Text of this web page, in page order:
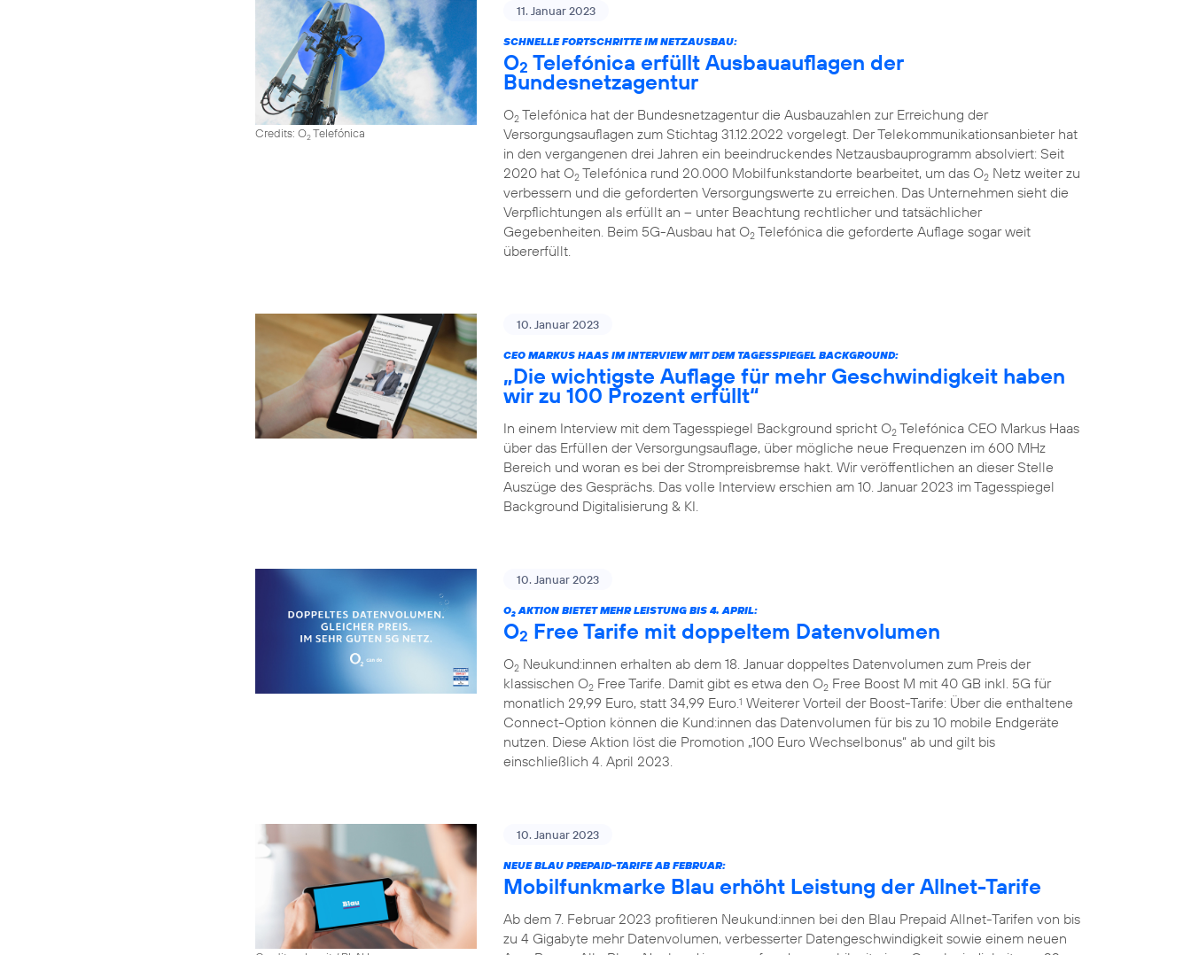
Credits: O2Telefónica
11. Januar 2023
SCHNELLE FORTSCHRITTE IM NETZAUSBAU:
O2 Telefónica erfüllt Ausbauauflagen der
Bundesnetzagentur
O2 Telefónica hat der Bundesnetzagentur die Ausbauzahlen zur Erreichung der
Versorgungsauflagen zum Stichtag 31.12.2022 vorgelegt. Der Telekommunikationsanbieter hat
in den vergangenen drei Jahren ein beeindruckendes Netzausbauprogramm absolviert: Seit
2020 hat O2 Telefónica rund 20.000 Mobilfunkstandorte bearbeitet, um das O2 Netz weiter zu
verbessern und die geforderten Versorgungswerte zu erreichen. Das Unternehmen sieht die
Verpflichtungen als erfüllt an – unter Beachtung rechtlicher und tatsächlicher
Gegebenheiten. Beim 5G-Ausbau hat O2 Telefónica die geforderte Auflage sogar weit
übererfüllt.
10. Januar 2023
CEO MARKUS HAAS IM INTERVIEW MIT DEM TAGESSPIEGEL BACKGROUND:
„Die wichtigste Auflage für mehr Geschwindigkeit haben
wir zu 100 Prozent erfüllt“
In einem Interview mit dem Tagesspiegel Background spricht O2 Telefónica CEO Markus Haas
über das Erfüllen der Versorgungsauflage, über mögliche neue Frequenzen im 600 MHz
Bereich und woran es bei der Strompreisbremse hakt. Wir veröffentlichen an dieser Stelle
Auszüge des Gesprächs. Das volle Interview erschien am 10. Januar 2023 im Tagesspiegel
Background Digitalisierung & KI.
10. Januar 2023
O2 AKTION BIETET MEHR LEISTUNG BIS 4. APRIL:
O2 Free Tarife mit doppeltem Datenvolumen
O2 Neukund:innen erhalten ab dem 18. Januar doppeltes Datenvolumen zum Preis der
klassischen O2 Free Tarife. Damit gibt es etwa den O2 Free Boost M mit 40 GB inkl. 5G für
monatlich 29,99 Euro, statt 34,99 Euro.1 Weiterer Vorteil der Boost-Tarife: Über die enthaltene
Connect-Option können die Kund:innen das Datenvolumen für bis zu 10 mobile Endgeräte
nutzen. Diese Aktion löst die Promotion „100 Euro Wechselbonus“ ab und gilt bis
einschließlich 4. April 2023.
10. Januar 2023
NEUE BLAU PREPAID-TARIFE AB FEBRUAR:
Mobilfunkmarke Blau erhöht Leistung der Allnet-Tarife
Ab dem 7. Februar 2023 profitieren Neukund:innen bei den Blau Prepaid Allnet-Tarifen von bis
zu 4 Gigabyte mehr Datenvolumen, verbesserter Datengeschwindigkeit sowie einem neuen